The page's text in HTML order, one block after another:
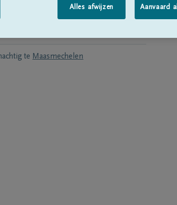
te 18/07/1918
te Maasmechelen
Alles afwijzen Aanvaard